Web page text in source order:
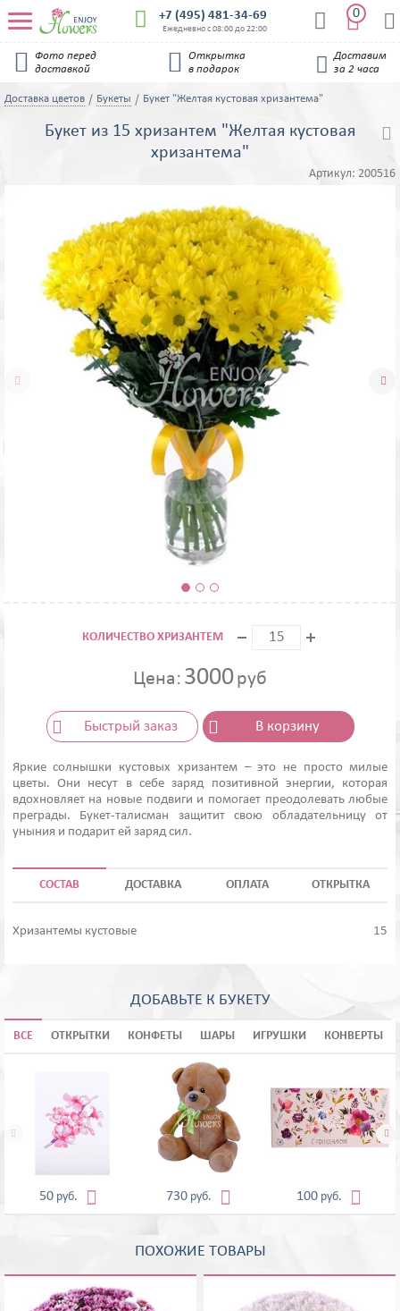
 +7 (495) 481-34-69
Ежедневно с 08:00 до 22:00  
0 

Фото перед
доставкой

Открытка
в подарок

Доставим
за 2 часа
Доставка цветов Букеты Букет "Желтая кустовая хризантема"
Букет из 15 хризантем "Желтая кустовая
хризантема"
Артикул: 200516
 
КОЛИЧЕСТВО ХРИЗАНТЕМ
Цена: 3000руб
Быстрый заказ В корзину
Яркие солнышки кустовых хризантем – это не просто милые
цветы. Они несут в себе заряд позитивной энергии, которая
вдохновляет на новые подвиги и помогает преодолевать любые
преграды. Букет-талисман защитит свою обладательницу от
уныния и подарит ей заряд сил.
СОСТАВ ДОСТАВКА ОПЛАТА ОТКРЫТКА
Хризантемы кустовые 15

ДОБАВЬТЕ К БУКЕТУ
ВСЕ ОТКРЫТКИ КОНФЕТЫ ШАРЫ ИГРУШКИ КОНВЕРТЫ
50 руб.  730 руб.  100 руб. 
 
ПОХОЖИЕ ТОВАРЫ